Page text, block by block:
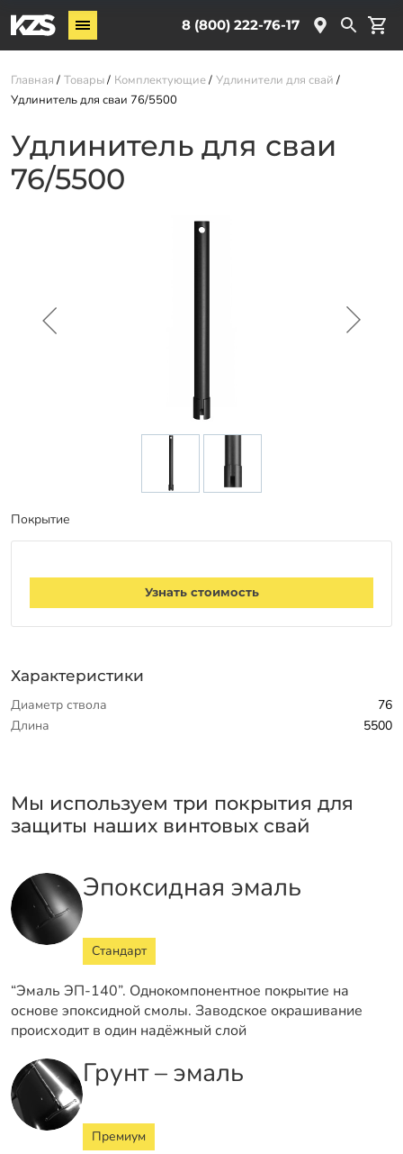
8 (800) 222-76-17
Винтовые сваи
Комплектующие
Услуги
О компании
Новости
Оплата
Главная Товары Комплектующие
Удлинители для свай
Удлинитель для сваи 76/5500
Удлинитель для сваи
76/5500
Покрытие
Узнать стоимость
Характеристики
Диаметр ствола
76
Длина
5500
Мы используем три покрытия для
защиты наших винтовых свай
Эпоксидная эмаль
Стандарт
“Эмаль ЭП-140”. Однокомпонентное покрытие на
основе эпоксидной смолы. Заводское окрашивание
происходит в один надёжный слой
Грунт – эмаль
Премиум